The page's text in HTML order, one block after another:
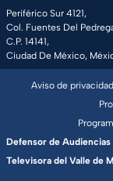
Periférico Sur 4121,
Col. Fuentes Del
C.P. 14141,
Ciudad De México,
Aviso de privacidad
Defensor de
Televisora del Valle de